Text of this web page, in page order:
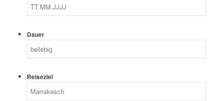
Dauer
Reiseziel